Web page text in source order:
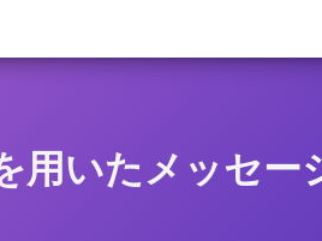
用いたメッセー